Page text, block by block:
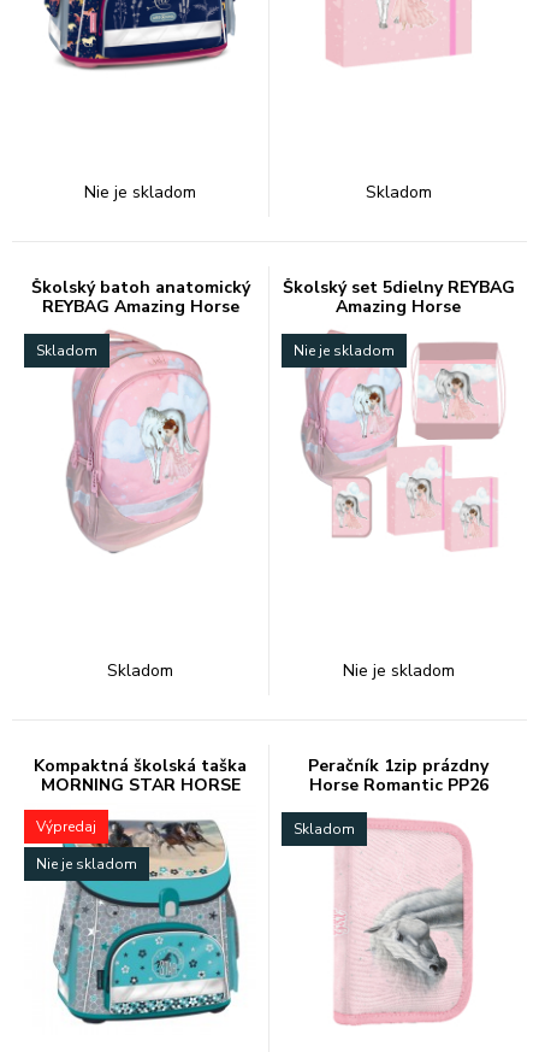
Nie je skladom Skladom
Školský batoh anatomický
REYBAG Amazing Horse
Skladom
Skladom
Školský set 5dielny REYBAG
Amazing Horse
Nie je skladom
Nie je skladom
Kompaktná školská taška
MORNING STAR HORSE
ARS UNA
Výpredaj
Nie je skladom
Peračník 1zip prázdny
Horse Romantic PP26
Skladom